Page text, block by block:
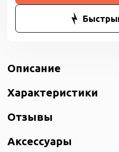
Описание
Характеристики
Отзывы
Аксессуары